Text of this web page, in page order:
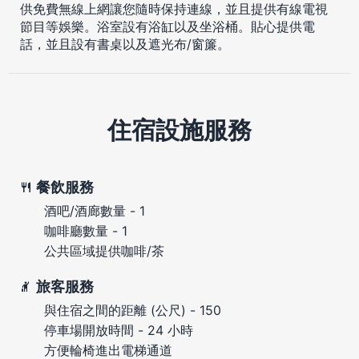
供免費無線上網讓您隨時保持連線，並且提供有線電視
節目等娛樂。浴室設有浴缸以及坐浴桶。貼心提供電
話，並且設有書桌以及遮光布/窗簾。
住宿設施服務
餐飲服務
酒吧/酒廊數量 - 1
咖啡廳數量 - 1
公共區域提供咖啡/茶
旅客服務
與住宿之間的距離 (公尺) - 150
停車場開放時間 - 24 小時
方便輪椅進出電梯通道